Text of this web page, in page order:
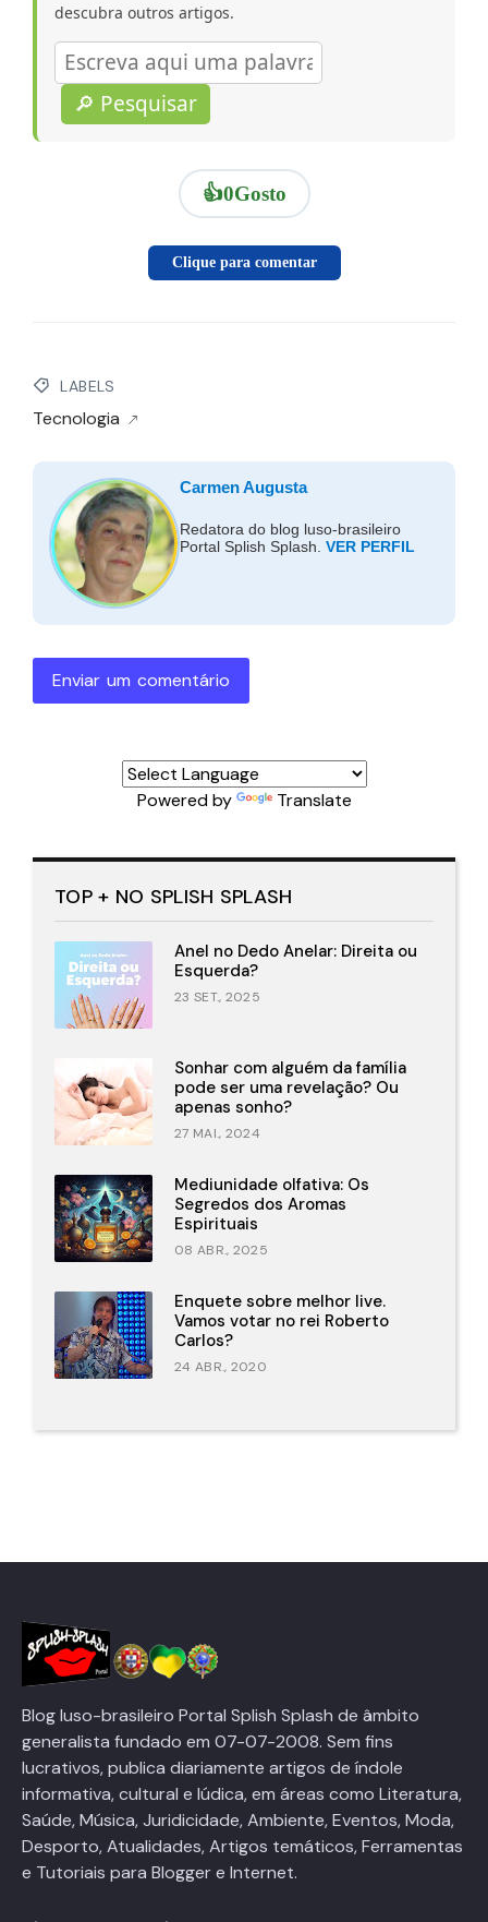
descubra outros artigos.
🔎 Pesquisar
👍0Gosto
Clique para comentar
LABELS
Tecnologia
Carmen Augusta
Redatora do blog luso-brasileiro
Portal Splish Splash. VER PERFIL
Enviar um comentário
Powered by Translate
TOP + NO SPLISH SPLASH
Anel no Dedo Anelar: Direita ou
Esquerda?
23 SET., 2025
Sonhar com alguém da família
pode ser uma revelação? Ou
apenas sonho?
27 MAI., 2024
Mediunidade olfativa: Os
Segredos dos Aromas
Espirituais
08 ABR., 2025
Enquete sobre melhor live.
Vamos votar no rei Roberto
Carlos?
24 ABR., 2020
Blog luso-brasileiro Portal Splish Splash de âmbito
generalista fundado em 07-07-2008. Sem fins
lucrativos, publica diariamente artigos de índole
informativa, cultural e lúdica, em áreas como Literatura,
Saúde, Música, Juridicidade, Ambiente, Eventos, Moda,
Desporto, Atualidades, Artigos temáticos, Ferramentas
e Tutoriais para Blogger e Internet.